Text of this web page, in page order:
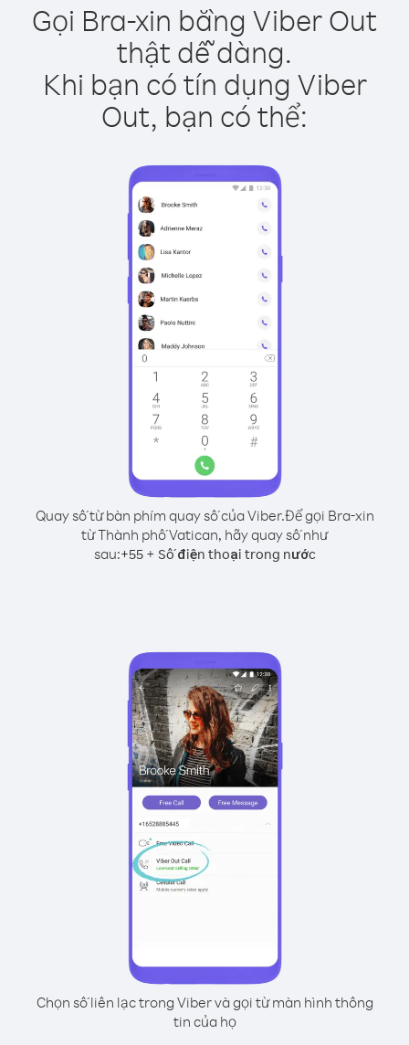
Gọi Bra-xin bằng Viber Out
thật dễ dàng.
Khi bạn có tín dụng Viber
Out, bạn có thể:
Quay số từ bàn phím quay số của Viber.Để gọi Bra-xin
từ Thành phố Vatican, hãy quay số như
sau:+55+ Số điện thoại trong nước
Chọn số liên lạc trong Viber và gọi từ màn hình thông
tin của họ